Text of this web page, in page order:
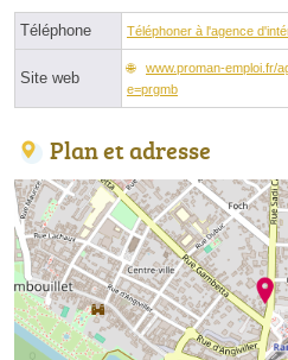
Téléphone Téléphoner à l'agence
Site web
www.proman-emploi.fr/
e=prgmb
Plan et adresse